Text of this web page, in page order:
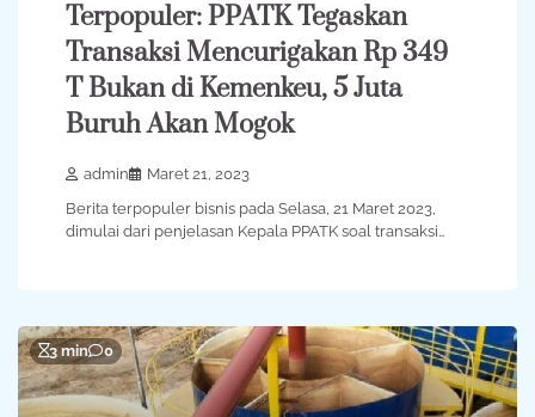
Terpopuler: PPATK Tegaskan
Transaksi Mencurigakan Rp 349
T Bukan di Kemenkeu, 5 Juta
Buruh Akan Mogok
admin
Maret 21, 2023
Berita terpopuler bisnis pada Selasa, 21 Maret 2023,
dimulai dari penjelasan Kepala PPATK soal transaksi…
3 min 0